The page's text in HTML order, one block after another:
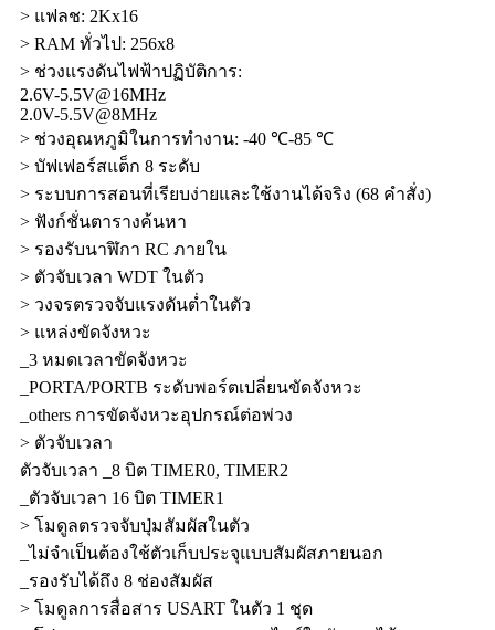
> แฟลช: 2Kx16
> RAM ทั่วไป: 256x8
> ช่วงแรงดันไฟฟ้าปฏิบัติการ:
2.6V-5.5V@16MHz
2.0V-5.5V@8MHz
> ช่วงอุณหภูมิในการทำงาน: -40 ℃-85 ℃
> บัฟเฟอร์สแต็ก 8 ระดับ
> ระบบการสอนที่เรียบง่ายและใช้งานได้จริง (68 คำสั่ง)
> ฟังก์ชั่นตารางค้นหา
> รองรับนาฬิกา RC ภายใน
> ตัวจับเวลา WDT ในตัว
> วงจรตรวจจับแรงดันต่ำในตัว
> แหล่งขัดจังหวะ
_3 หมดเวลาขัดจังหวะ
_PORTA/PORTB ระดับพอร์ตเปลี่ยนขัดจังหวะ
_others การขัดจังหวะอุปกรณ์ต่อพ่วง
> ตัวจับเวลา
ตัวจับเวลา _8 บิต TIMER0, TIMER2
_ตัวจับเวลา 16 บิต TIMER1
> โมดูลตรวจจับปุ่มสัมผัสในตัว
_ไม่จำเป็นต้องใช้ตัวเก็บประจุแบบสัมผัสภายนอก
_รองรับได้ถึง 8 ช่องสัมผัส
> โมดูลการสื่อสาร USART ในตัว 1 ชุด